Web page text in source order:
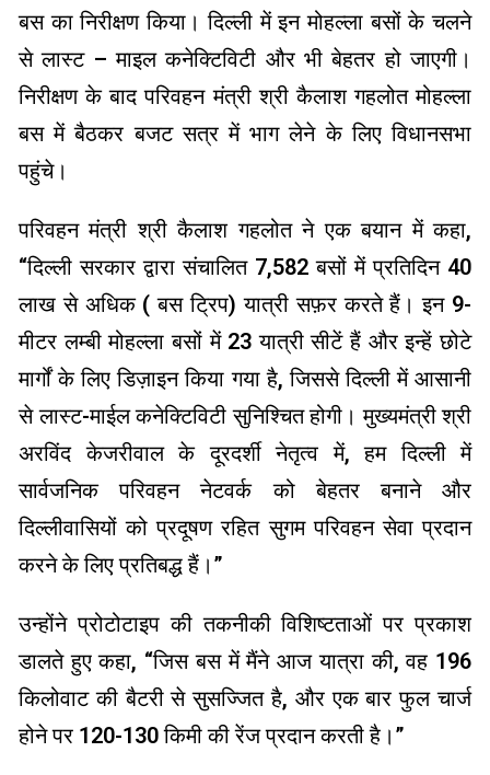
बस का निरीक्षण किया। दिल्ली में इन मोहल्ला बसों के चलने
से लास्ट – माइल कनेक्टिविटी और भी बेहतर हो जाएगी।
निरीक्षण के बाद परिवहन मंत्री श्री कैलाश गहलोत मोहल्ला
बस में बैठकर बजट सत्र में भाग लेने के लिए विधानसभा
पहुंचे।
परिवहन मंत्री श्री कैलाश गहलोत ने एक बयान में कहा,
“दिल्ली सरकार द्वारा संचालित 7,582 बसों में प्रतिदिन 40
लाख से अधिक ( बस ट्रिप) यात्री सफ़र करते हैं। इन 9-
मीटर लम्बी मोहल्ला बसों में 23 यात्री सीटें हैं और इन्हें छोटे
मार्गों के लिए डिज़ाइन किया गया है, जिससे दिल्ली में आसानी
से लास्ट-माईल कनेक्टिविटी सुनिश्चित होगी। मुख्यमंत्री श्री
अरविंद केजरीवाल के दूरदर्शी नेतृत्व में, हम दिल्ली में
सार्वजनिक परिवहन नेटवर्क को बेहतर बनाने और
दिल्लीवासियों को प्रदूषण रहित सुगम परिवहन सेवा प्रदान
करने के लिए प्रतिबद्ध हैं।”
उन्होंने प्रोटोटाइप की तकनीकी विशिष्टताओं पर प्रकाश
डालते हुए कहा, “जिस बस में मैंने आज यात्रा की, वह 196
किलोवाट की बैटरी से सुसज्जित है, और एक बार फुल चार्ज
होने पर 120-130 किमी की रेंज प्रदान करती है।”